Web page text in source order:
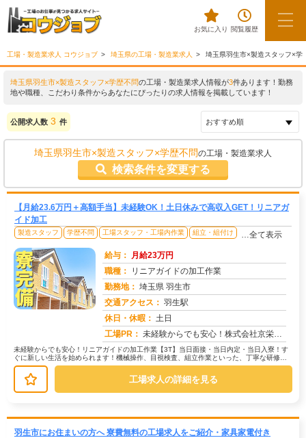
お気に入り 閲覧履歴
工場・製造業求人 コウジョブ 埼玉県の工場・製造業求人 埼玉県羽生市×製造スタッフ×学
埼玉県羽生市×製造スタッフ×学歴不問の工場・製造業求人情報が3件あります！勤務
地や職種、こだわり条件からあなたにぴったりの求人情報を掲載しています！
公開求人数 3 件
埼玉県羽生市×製造スタッフ×学歴不問の工場・製造業求人
検索条件を変更する
【月給23.6万円＋高額手当】未経験OK！土日休みで高収入GET！リニアガ
イド加工
製造スタッフ 学歴不問 工場スタッフ・工場内作業 組立・組付け …全て表示
給与： 月給23万円
職種：
リニアガイドの加工作業
勤務地： 埼玉県 羽生市
交通アクセス： 羽生駅
休日・休暇： 土日
工場PR： 未経験からでも安心！株式会社京栄センターで新しい一歩を踏み出してみませんか？◆年齢・経験・資格は一切不問です！先輩...
未経験からでも安心！リニアガイドの加工作業【3T】当日面接・当日内定・当日入寮！す
ぐに新しい生活を始められます！機械操作、目視検査、組立作業といった、丁寧な研修が
あるので未経験の方も安心です。→...
工場求人の詳細を見る
羽生市にお住まいの方へ 寮費無料の工場求人をご紹介・家具家電付き